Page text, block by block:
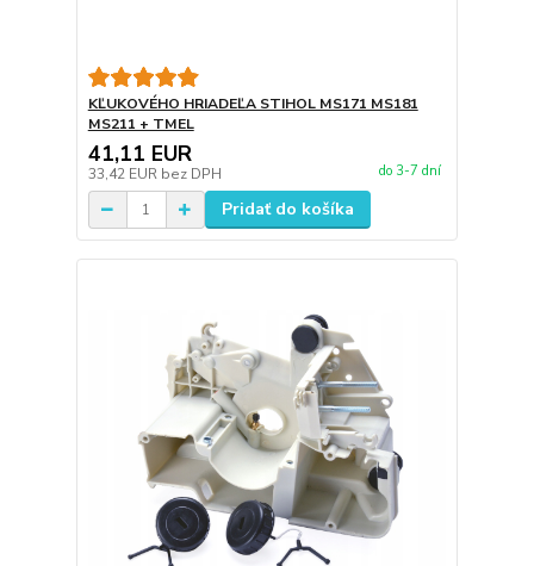
KĽUKOVÉHO HRIADEĽA STIHOL MS171 MS181
MS211 + TMEL
41,11 EUR
33,42 EUR bez DPH do 3-7 dní
Pridať do košíka